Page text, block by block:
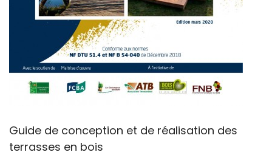
Guide de conception et de réalisation des
terrasses en bois